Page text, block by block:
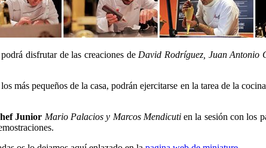
disfrutar de las creaciones de David Rodríguez, Juan Antonio
más pequeños de la casa, podrán ejercitarse en la tarea de la
Junior Mario Palacios y Marcos Mendicutien la sesión con los